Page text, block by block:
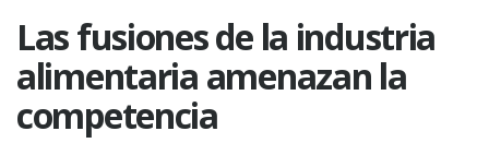
Las fusiones de la industria
alimentaria amenazan la
competencia